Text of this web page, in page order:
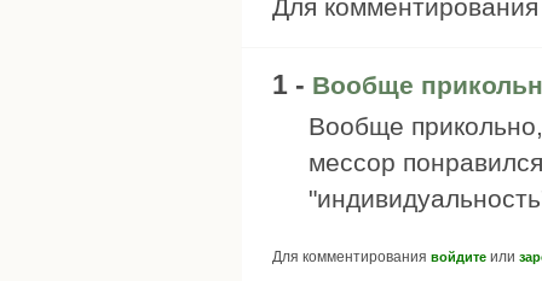
Для
1 - Вообще
Вообще
мессор
Для комментирования войдите или